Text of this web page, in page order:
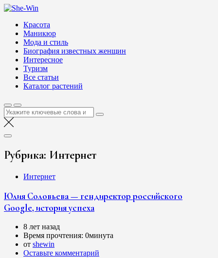
Перейти
содержимому
Блог о женской красоте и здоровье
Красота
Маникюр
Мода и стиль
Биография известных женщин
Интересное
Туризм
Все статьи
Каталог растений
Найти:
Рубрика: Интернет
Интернет
Юлия Соловьева — гендиректор российского
Google, история успеха
8 лет назад
Время прочтения: 0минута
от shewin
Оставьте комментарий